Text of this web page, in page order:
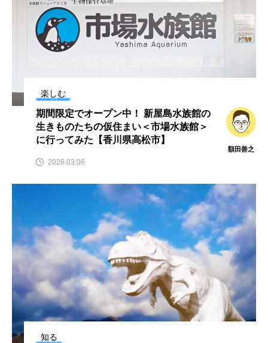
カイロウドウケツ カイワリ
カエルアンコウ カガミガイ カキ
カゴカマス カジカ
カブトエビ カブトクラゲ カミクラゲ
カレイ カワウソ
カワムツ ガラ・ルファ
キス キチヌ キヌバリ
キビナゴ キュウリエソ キンメダイ
ギギ ギンザケ ギンザメ クエ
クサガメ クジラ クニマス クマノミ
クモギンポ
楽しむ
期間限定でオープン中！ 新屋島水族館の
生きものたちの仮住まい＜市場水族館＞
に行ってみた【香川県高松市】
額田善之
2026.03.06
知る